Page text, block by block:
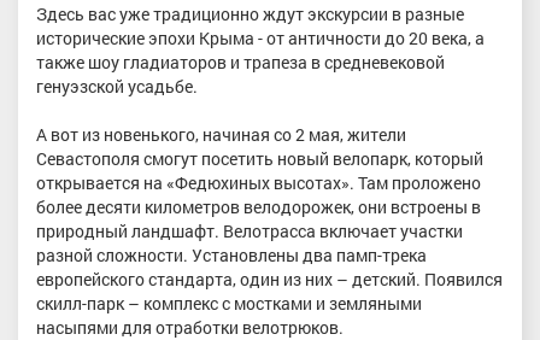
Здесь вас уже традиционно ждут экскурсии в разные
исторические эпохи Крыма - от античности до 20 века, а
также шоу гладиаторов и трапеза в средневековой
генуэзской усадьбе.
А вот из новенького, начиная со 2 мая, жители
Севастополя смогут посетить новый велопарк, который
открывается на «Федюхиных высотах». Там проложено
более десяти километров велодорожек, они встроены в
природный ландшафт. Велотрасса включает участки
разной сложности. Установлены два памп-трека
европейского стандарта, один из них – детский. Появился
скилл-парк – комплекс с мостками и земляными
насыпями для отработки велотрюков.